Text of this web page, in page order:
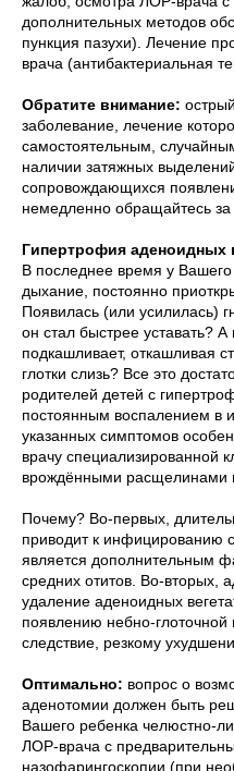
дополнительных методов
пункция пазухи). Лечение
врача (антибактериальная
Обратите внимание:
заболевание, лечение
самостоятельным,
наличии затяжных
сопровождающихся
немедленно обращайтесь
Гипертрофия аденоидных
В последнее время у
дыхание, постоянно
Появилась (или усилилась)
он стал быстрее уставать?
подкашливает, откашливая
глотки слизь? Все это
родителей детей с
постоянным воспалением в
указанных симптомов
врачу специализированной
врождёнными расщелинами
Почему? Во-первых,
приводит к инфицированию
является дополнительным
средних отитов. Во-вторых,
удаление аденоидных
появлению небно-глоточной
следствие, резкому
Оптимально: вопрос о
аденотомии должен быть
Вашего ребенка челюстно-
ЛОР-врача с
назофарингоскопии (при